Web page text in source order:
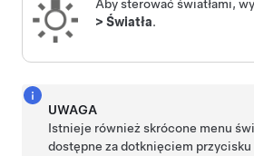
Aby sterować światłami,
>Światła.
UWAGA
Istnieje również skrócone menu
dostępne za dotknięciem przycisku